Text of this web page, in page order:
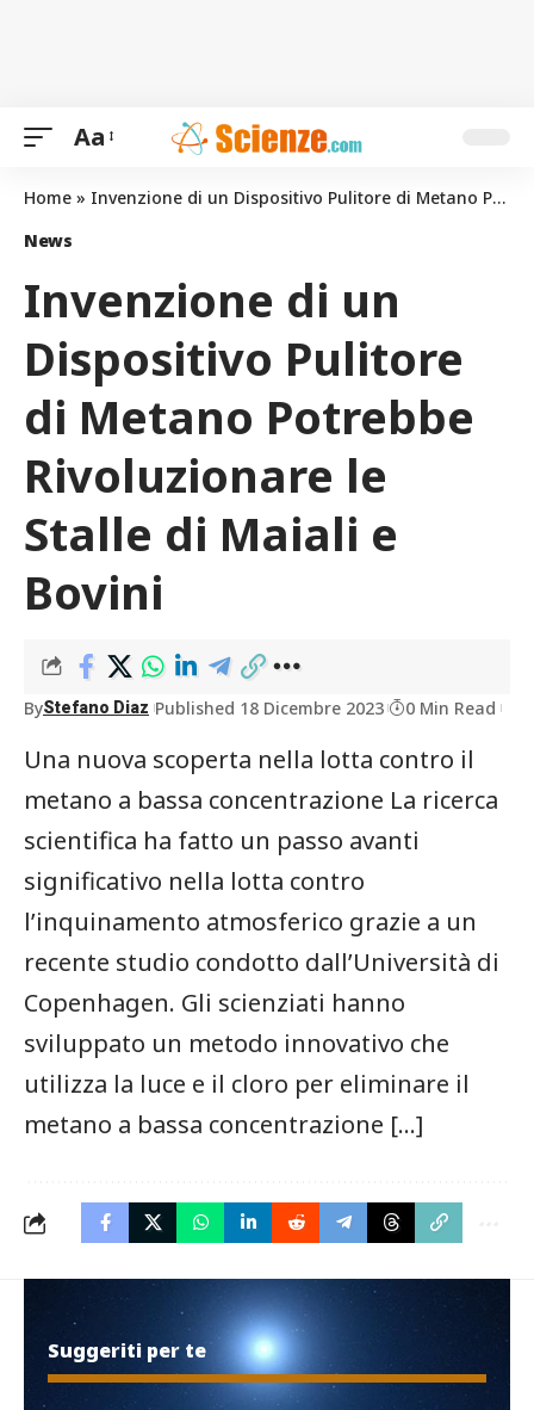
Aa
Home » Invenzione di un Dispositivo Pulitore di Metano Potrebbe Rivoluzionare le Stalle di Maiali e Bovini
News
Invenzione di un
Dispositivo Pulitore
di Metano Potrebbe
Rivoluzionare le
Stalle di Maiali e
Bovini
ByStefano Diaz Published 18 Dicembre 2023 0 Min Read
Una nuova scoperta nella lotta contro il
metano a bassa concentrazione La ricerca
scientifica ha fatto un passo avanti
significativo nella lotta contro
l’inquinamento atmosferico grazie a un
recente studio condotto dall’Università di
Copenhagen. Gli scienziati hanno
sviluppato un metodo innovativo che
utilizza la luce e il cloro per eliminare il
metano a bassa concentrazione […]
Suggeriti per te